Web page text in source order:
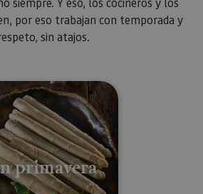
por eso trabajan con temporada y
sin atajos.
¿Qué comer en cada estación?
primavera